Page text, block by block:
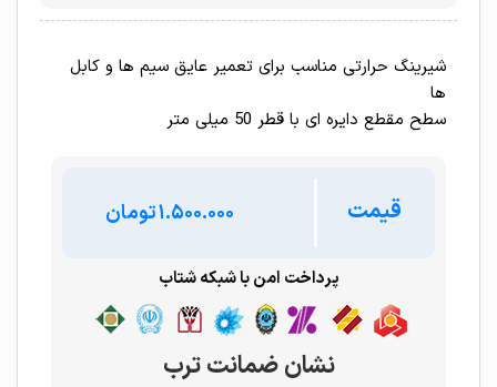
شیرینگ حرارتی مناسب برای تعمیر عایق سیم ها و کابل
ها
سطح مقطع دایره ای با قطر 50 میلی متر
قیمت تومان
پرداخت امن با شبکه شتاب
نشان ضمانت ترب